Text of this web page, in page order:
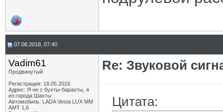
07.08.2018, 07:40
Vadim61
Продвинутый
Регистрация: 18.05.2016
Адрес: Я не с бухты-барахты, я
из города Шахты
Автомобиль: LADA Vesta LUX MM
AMT 1,6
Re: Звуковой
Цитата: